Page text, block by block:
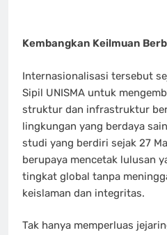
Kembangkan Keilmuan
Internasionalisasi tersebut
Sipil UNISMA untuk
struktur dan infrastruktur
lingkungan yang berdaya
studi yang berdiri sejak 27
berupaya mencetak lulusan
tingkat global tanpa
keislaman dan integritas.
Tak hanya memperluas